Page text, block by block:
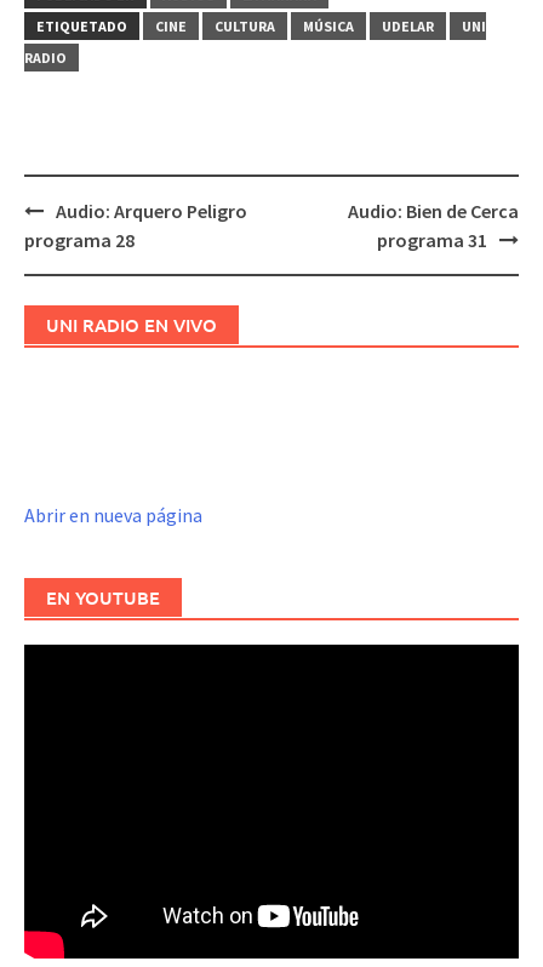
ETIQUETADO
CINE CULTURA MÚSICA UDELAR
UNI
RADIO
Navegación
de
Audio: Arquero Peligro
programa 28
Audio: Bien de Cerca
programa 31
UNI RADIO EN VIVO
Abrir en nueva página
EN YOUTUBE